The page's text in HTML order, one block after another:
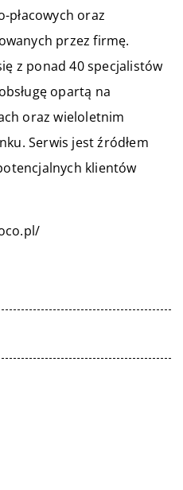
płacowych oraz
przez firmę.
z ponad 40 specjalistów
opartą na
oraz wieloletnim
Serwis jest źródłem
klientów